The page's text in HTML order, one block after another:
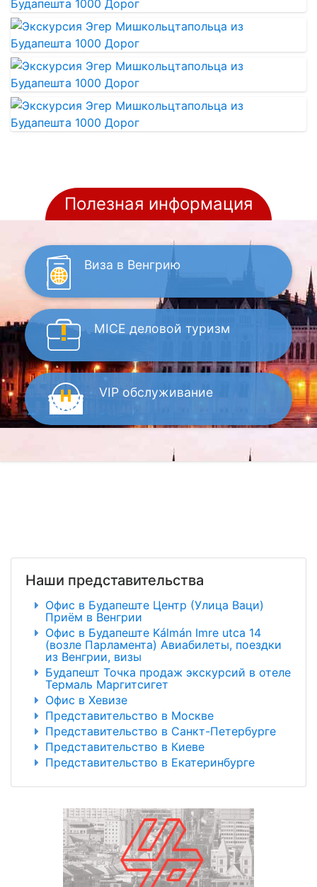
Полезная информация
Виза в Венгрию
MICE деловой туризм
VIP обслуживание
Наши представительства
Офис в Будапеште Центр (Улица Ваци)
Приём в Венгрии
Офис в Будапеште Kálmán Imre utca 14
(возле Парламента) Авиабилеты, поездки
из Венгрии, визы
Будапешт Точка продаж экскурсий в отеле
Термаль Маргитсигет
Офис в Хевизе
Представительство в Москве
Представительство в Санкт-Петербурге
Представительство в Киеве
Представительство в Екатеринбурге